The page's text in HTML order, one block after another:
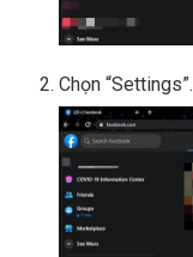
Chọn “Settings”.